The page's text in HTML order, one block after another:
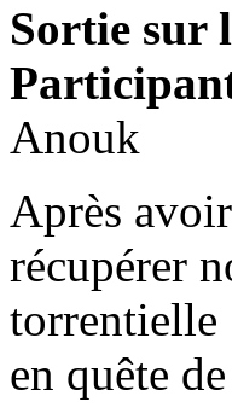
Sortie sur
Anouk
Après
récupérer
torrentielle
en quête